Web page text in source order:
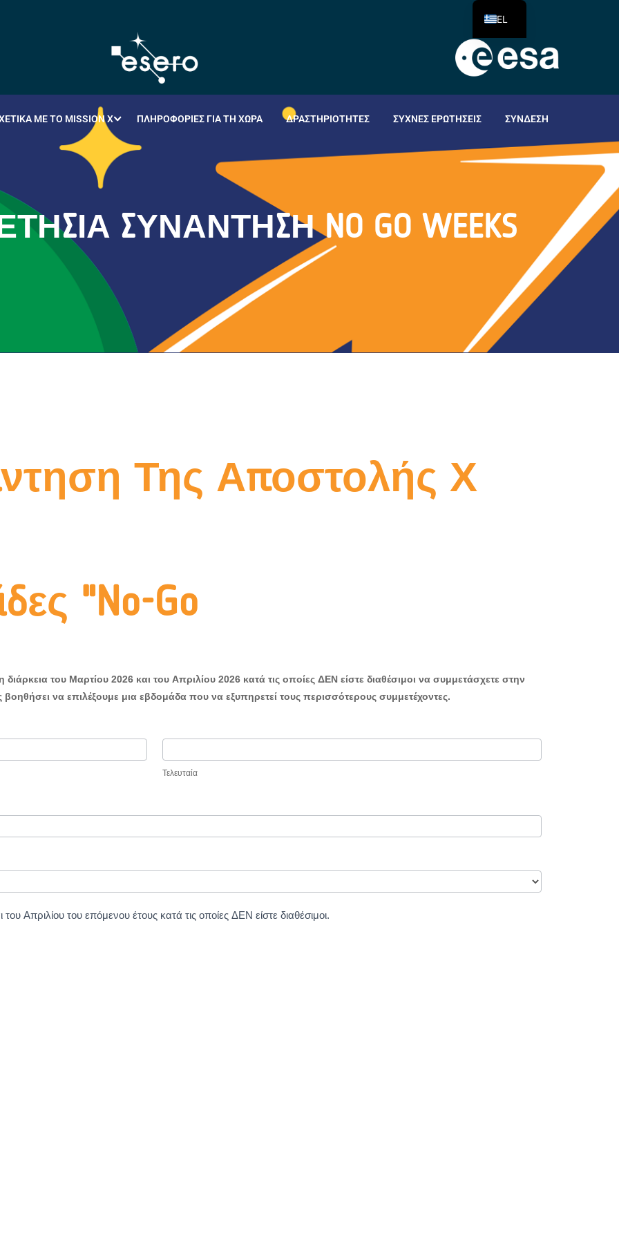
ΜΕ ΤΟ MISSION X ΠΛΗΡΟΦΟΡΊΕΣ ΓΙΑ ΤΗ ΧΏΡΑ ΔΡΑΣΤΗΡΙΌΤΗΤΕΣ ΣΥΧΝΈΣ ΕΡΩΤΉΣΕΙΣ ΣΎΝΔΕΣΗ
ΣΥΝΆΝΤΗΣΗ NO GO WEEKS
Της Αποστολής Χ
"No-Go
του Μαρτίου 2026 και του Απριλίου 2026 κατά τις οποίες ΔΕΝ είστε διαθέσιμοι να συμμετάσχετε στην
να επιλέξουμε μια εβδομάδα που να εξυπηρετεί τους περισσότερους συμμετέχοντες.
Τελευταία
Απριλίου του επόμενου έτους κατά τις οποίες ΔΕΝ είστε διαθέσιμοι.
EL